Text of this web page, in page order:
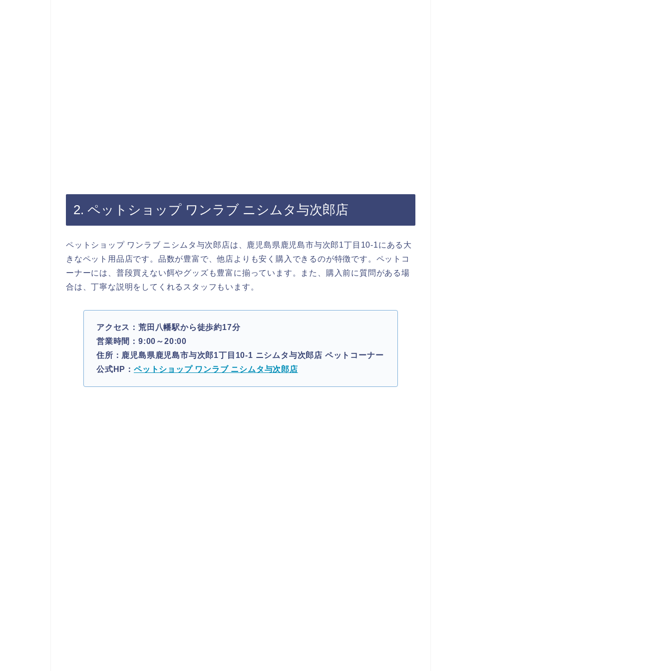
2. ペットショップ ワンラブ ニシムタ与次郎店
ペットショップ ワンラブ ニシムタ与次郎店は、鹿児島県鹿児島市与次郎1丁目10-1にある大
きなペット用品店です。品数が豊富で、他店よりも安く購入できるのが特徴です。ペットコ
ーナーには、普段買えない餌やグッズも豊富に揃っています。また、購入前に質問がある場
合は、丁寧な説明をしてくれるスタッフもいます。
アクセス：荒田八幡駅から徒歩約17分
営業時間：9:00～20:00
住所：鹿児島県鹿児島市与次郎1丁目10-1 ニシムタ与次郎店 ペットコーナー
公式HP： ペットショップ ワンラブ ニシムタ与次郎店